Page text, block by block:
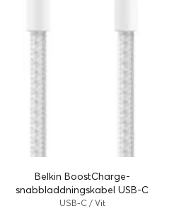
Belkin BoostCharge-
snabbladdningskabel USB-C
till USB-C / Flätad / 240W /
USB-C / Vit